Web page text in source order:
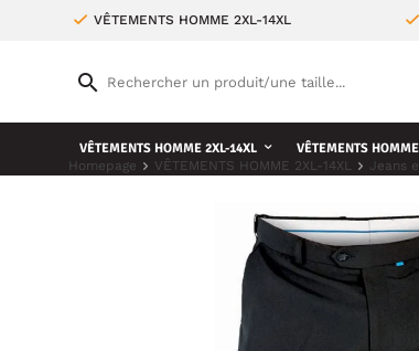
VÊTEMENTS HOMME 2XL-14XL
VÊTEMENTS HOMME 2XL-14XL VÊTEMENTS
Homepage VÊTEMENTS HOMME 2XL-14XL Jeans